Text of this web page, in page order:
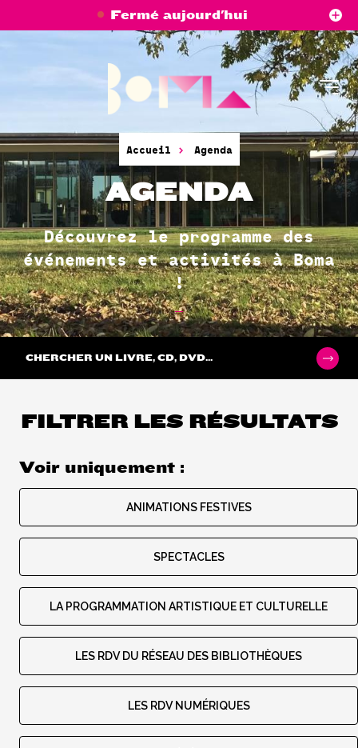
Fermé aujourd'hui
Accueil Agenda
AGENDA
Découvrez le programme des
événements et activités à Boma
!
CHERCHER UN LIVRE, CD, DVD...
FILTRER LES RÉSULTATS
Voir uniquement :
ANIMATIONS FESTIVES
SPECTACLES
LA PROGRAMMATION ARTISTIQUE ET CULTURELLE
LES RDV DU RÉSEAU DES BIBLIOTHÈQUES
LES RDV NUMÉRIQUES